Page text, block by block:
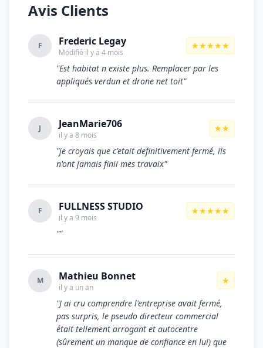
Avis Clients
F Frederic Legay
Modifié il y a 4 mois
★★★★★
"Est habitat n existe plus. Remplacer par les
appliqués verdun et drone net toit"
J JeanMarie706
il y a 8 mois
★★
"je croyais que c'etait definitivement fermé, ils
n'ont jamais finii mes travaix"
F FULLNESS STUDIO
il y a 9 mois
★★★★★
""
M Mathieu Bonnet
il y a un an
★
"J ai cru comprendre l'entreprise avait fermé,
pas surpris, le pseudo directeur commercial
était tellement arrogant et autocentre
(sûrement un manque de confiance en lui) que